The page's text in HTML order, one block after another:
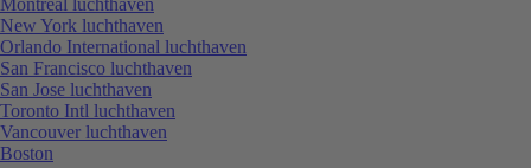
New York luchthaven
Orlando International luchthaven
San Francisco luchthaven
San Jose luchthaven
Toronto Intl luchthaven
Vancouver luchthaven
Boston